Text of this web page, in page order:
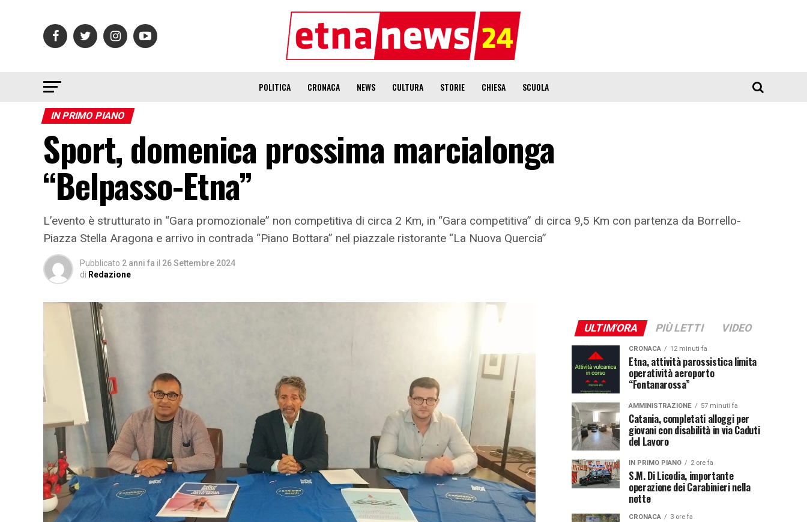
POLITICA CRONACA NEWS CULTURA STORIE CHIESA SCUOLA
IN PRIMO PIANO
Sport, domenica prossima marcialonga
“Belpasso-Etna”
L’evento è strutturato in “Gara promozionale” non competitiva di circa 2 Km, in “Gara competitiva” di circa 9,5 Km con partenza da Borrello-
Piazza Stella Aragona e arrivo in contrada “Piano Bottara” nel piazzale ristorante “La Nuova Quercia”
Pubblicato 2 anni fa il 26 Settembre 2024
di Redazione
ULTIM'ORA PIÙ LETTI VIDEO
CRONACA 12 minuti fa
Etna, attività parossistica limita
operatività aeroporto
“Fontanarossa”
AMMINISTRAZIONE 57 minuti fa
Catania, completati alloggi per
giovani con disabilità in via Caduti
del Lavoro
IN PRIMO PIANO 2 ore fa
S.M. Di Licodia, importante
operazione dei Carabinieri nella
notte
CRONACA 3 ore fa